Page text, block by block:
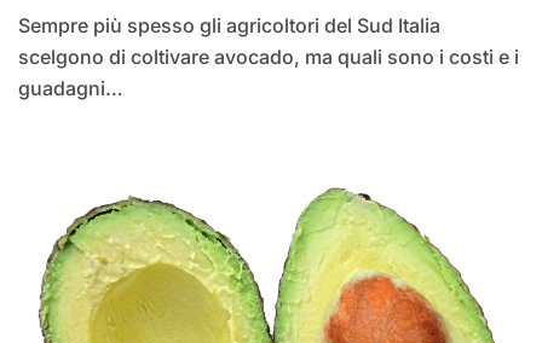
Sempre più spesso gli agricoltori del Sud Italia
scelgono di coltivare avocado, ma quali sono i costi e i
guadagni…